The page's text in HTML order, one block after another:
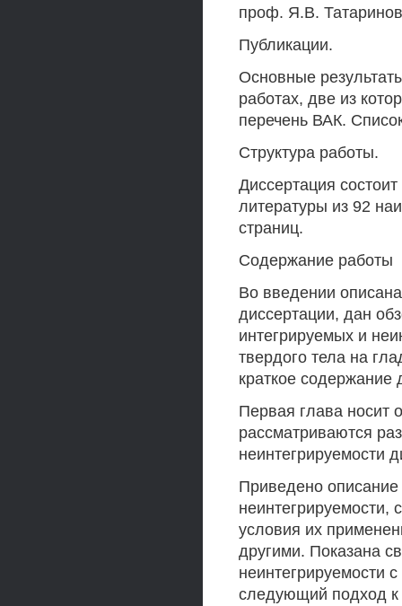
проф. Я.В.
Публикации.
Основные
работах, две из
перечень ВАК.
Структура работы.
Диссертация
литературы из 92
страниц.
Содержание работы
Во введении
диссертации, дан
интегрируемых и
твердого тела на
краткое содержание
Первая глава носит
рассматриваются
неинтегрируемости
Приведено описание
условия их
другими. Показана
неинтегрируемости
следующий подход к